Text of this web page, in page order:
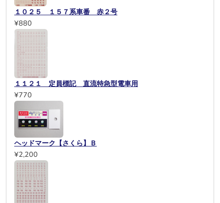
１０２５ １５７系車番 赤２号
¥880
１１２１ 定員標記 直流特急型電車用
¥770
ヘッドマーク【さくら】Ｂ
¥2,200